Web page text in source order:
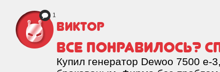
1
Виктор
Все понравилось?
Купил генератор Dewoo 7500 e-